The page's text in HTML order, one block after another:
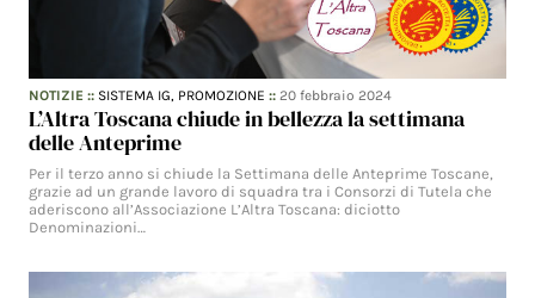
NOTIZIE :: SISTEMA IG, PROMOZIONE ::20 febbraio 2024
L’Altra Toscana chiude in bellezza la settimana
delle Anteprime
Per il terzo anno si chiude la Settimana delle Anteprime Toscane,
grazie ad un grande lavoro di squadra tra i Consorzi di Tutela che
aderiscono all’Associazione L’Altra Toscana: diciotto
Denominazioni…